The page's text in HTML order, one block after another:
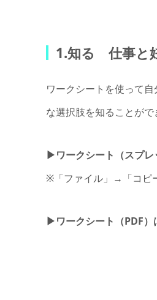
1.知る 仕事と
ワークシートを使って
な選択肢を知ることがで
▶ワークシート（スプレ
※「ファイル」→「コピ
▶ワークシート（PDF）